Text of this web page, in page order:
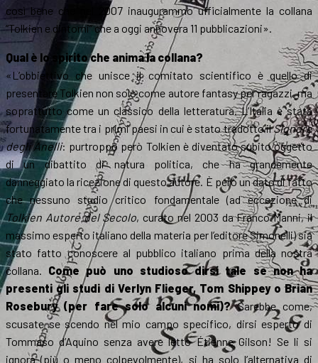
così bene che nel 2007 inaugurammo ufficialmente la collana
“Tolkien e dintorni” che a oggi annovera 11 pubblicazioni».
Qual è lo spirito che anima la collana?
«L’obbiettivo che unisce il comitato scientifico è quello di
presentare Tolkien non solo come autore fantasy per ragazzi, ma
soprattutto come un classico della letteratura. L’Italia è stata
fortunatamente tra i primi paesi in cui è stato tradotto ilSignore
degli Anelli: purtroppo però Tolkien è diventato subito oggetto
di un dibattito di natura politica, che ha grandemente
danneggiato la ricezione di questo autore. È però un dato di fatto
che nessuno studio critico fondamentale (ad eccezione di
Tolkien Autore del Secolo, curato nel 2003 da Franco Manni, il
massimo esperto italiano della materia per l’editore Simonelli) sia
stato fatto conoscere al pubblico italiano prima della nostra
collana. Come può uno studioso dirsi tale se non ha
presenti gli studi di Verlyn Flieger, Tom Shippey o Brian
Rosebury (per fare solo alcuni nomi)?Sarebbe come,
scusate se scendo nel mio campo specifico, dirsi esperto di
Tommaso d’Aquino senza avere letto Étienne Gilson! Se li si
ignora (più o meno colpevolmente), si ha solo l’alternativa di